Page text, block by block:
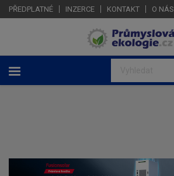
PŘEDPLATNÉ INZERCE KONTAKT O NÁS